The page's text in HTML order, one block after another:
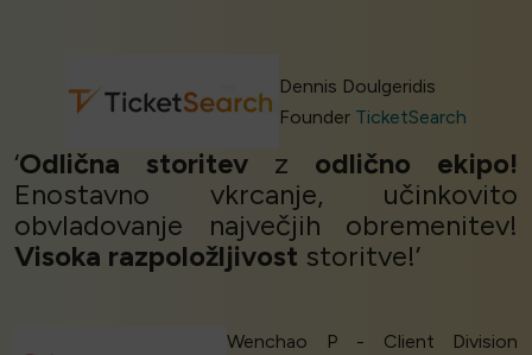
Dennis Doulgeridis
Founder TicketSearch
‘Odlična storitev z odlično ekipo!
Enostavno vkrcanje, učinkovito
obvladovanje največjih obremenitev!
Visoka razpoložljivost storitve!’
Wenchao P - Client Division